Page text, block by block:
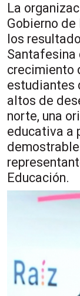
La
Gobierno
los
Santafesina
crecimiento
estudiantes
altos de
norte, una
educativa a
Educación.